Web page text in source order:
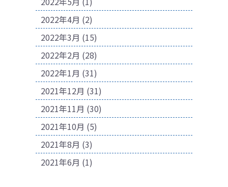
2022年4月 (2)
2022年3月 (15)
2022年2月 (28)
2022年1月 (31)
2021年12月 (31)
2021年11月 (30)
2021年10月 (5)
2021年8月 (3)
2021年6月 (1)